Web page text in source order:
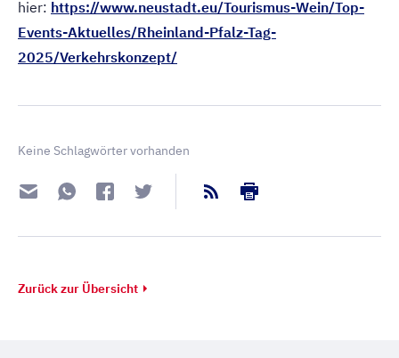
hier: https://www.neustadt.eu/Tourismus-Wein/Top-
Events-Aktuelles/Rheinland-Pfalz-Tag-
2025/Verkehrskonzept/
Keine Schlagwörter vorhanden
Zurück zur Übersicht